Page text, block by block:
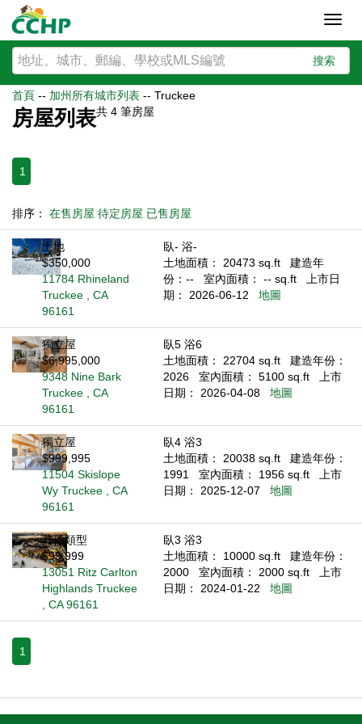
搜索
首頁 -- 加州所有城市列表 -- Truckee
房屋列表共 4 筆房屋
1
排序： 在售房屋 待定房屋 已售房屋
土地
$350,000
11784 Rhineland
Truckee , CA
96161
臥- 浴-
土地面積： 20473 sq.ft
建造年
份：--
室內面積： -- sq.ft
上市日
期： 2026-06-12
地圖
獨立屋
$6,995,000
9348 Nine Bark
Truckee , CA
96161
臥5 浴6
土地面積： 22704 sq.ft
建造年份：
2026
室內面積： 5100 sq.ft
上市
日期： 2026-04-08
地圖
獨立屋
$999,995
11504 Skislope
Wy Truckee , CA
96161
臥4 浴3
土地面積： 20038 sq.ft
建造年份：
1991
室內面積： 1956 sq.ft
上市
日期： 2025-12-07
地圖
其他類型
$99,999
13051 Ritz Carlton
Highlands Truckee
, CA 96161
臥3 浴3
土地面積： 10000 sq.ft
建造年份：
2000
室內面積： 2000 sq.ft
上市
日期： 2024-01-22
地圖
1